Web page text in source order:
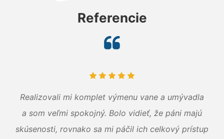
Referencie
Realizovali mi komplet výmenu vane a umývadla
a som veľmi spokojný. Bolo vidieť, že páni majú
skúsenosti, rovnako sa mi páčil ich celkový prístup